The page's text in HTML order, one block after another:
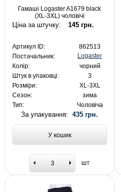
Гамаші Logaster A1679 black
(XL-3XL) чоловічі
Ціна за штучку: 145 грн.
Артикул ID:
862513
Постачальник:
Logaster
Колір:
чорний
Штук в упаковці:
3
Розміри:
XL-3XL
Сезон:
зима
Тип:
Чоловіча
За упакування:435 грн.
У кошик
шт